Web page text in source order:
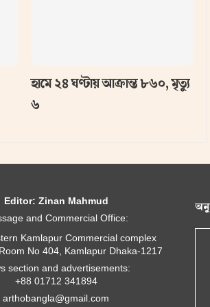
হামে ২৪ ঘণ্টায় আক্রান্ত ৮৬০, মৃত্যু
৬
Editor: Zinan Mahmud
and Commercial Office:
Kamlapur Commercial complex
No 404, Kamlapur Dhaka-1217
section and advertisements:
+88 01712 341894
arthobangla@gmail.com